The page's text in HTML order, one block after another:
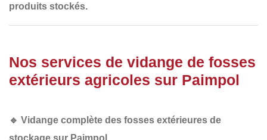
produits stockés.
Nos services de vidange de fosses
extérieurs agricoles sur Paimpol
🔹 Vidange complète des fosses extérieures de
stockage sur Paimpol